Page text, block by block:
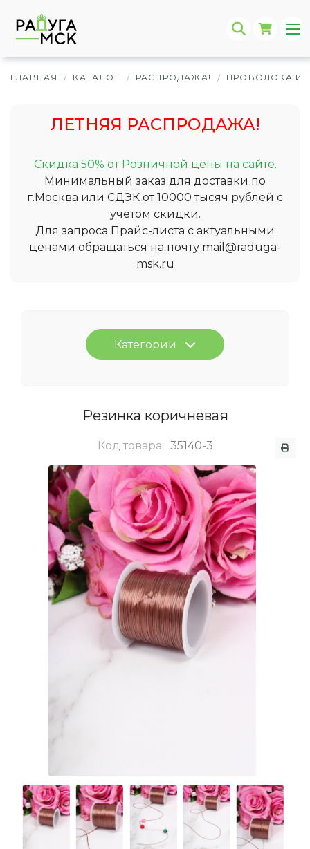
ГЛАВНАЯ / КАТАЛОГ / РАСПРОДАЖА! / ПРОВОЛОКА И
ЛЕТНЯЯ РАСПРОДАЖА!
Скидка 50% от Розничной цены на сайте.
Минимальный заказ для доставки по
г.Москва или СДЭК от 10000 тысяч рублей с
учетом скидки.
Для запроса Прайс-листа с актуальными
ценами обращаться на почту mail@raduga-
msk.ru
Категории
Резинка коричневая
Код товара: 35140-3